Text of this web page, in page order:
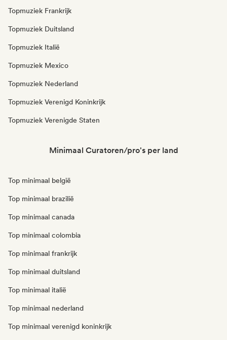
Topmuziek Frankrijk
Topmuziek Duitsland
Topmuziek Italië
Topmuziek Mexico
Topmuziek Nederland
Topmuziek Verenigd Koninkrijk
Topmuziek Verenigde Staten
Minimaal Curatoren/pro's per land
Top minimaal belgië
Top minimaal brazilië
Top minimaal canada
Top minimaal colombia
Top minimaal frankrijk
Top minimaal duitsland
Top minimaal italië
Top minimaal nederland
Top minimaal verenigd koninkrijk